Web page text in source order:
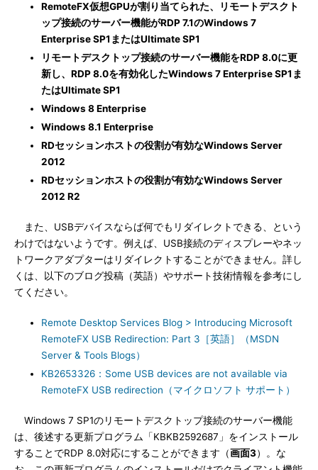
RemoteFX仮想GPUが割り当てられた、リモートデスクト
ップ接続のサーバー機能がRDP 7.1のWindows 7
Enterprise SP1またはUltimate SP1
リモートデスクトップ接続のサーバー機能をRDP 8.0に更
新し、RDP 8.0を有効化したWindows 7 Enterprise SP1ま
たはUltimate SP1
Windows 8 Enterprise
Windows 8.1 Enterprise
RDセッションホストの役割が有効なWindows Server
2012
RDセッションホストの役割が有効なWindows Server
2012 R2
また、USBデバイスならば何でもリダイレクトできる、という
わけではないようです。例えば、USB接続のディスプレーやネッ
トワークアダプターはリダイレクトすることができません。詳し
くは、以下のブログ投稿（英語）やサポート技術情報を参考にし
てください。
Remote Desktop Services Blog > Introducing Microsoft
RemoteFX USB Redirection: Part 3［英語］（MSDN
Server & Tools Blogs）
KB2653326：Some USB devices are not available via
RemoteFX USB redirection（マイクロソフト サポート）
Windows 7 SP1のリモートデスクトップ接続のサーバー機能
は、後述する更新プログラム「KBKB2592687」をインストール
することでRDP 8.0対応にすることができます（画面3）。な